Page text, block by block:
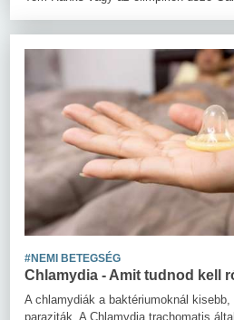
#NEMI BETEGSÉG
Chlamydia - Amit tudnod kell
A chlamydiák a baktériumoknál
paraziták. A Chlamydia trachomatis